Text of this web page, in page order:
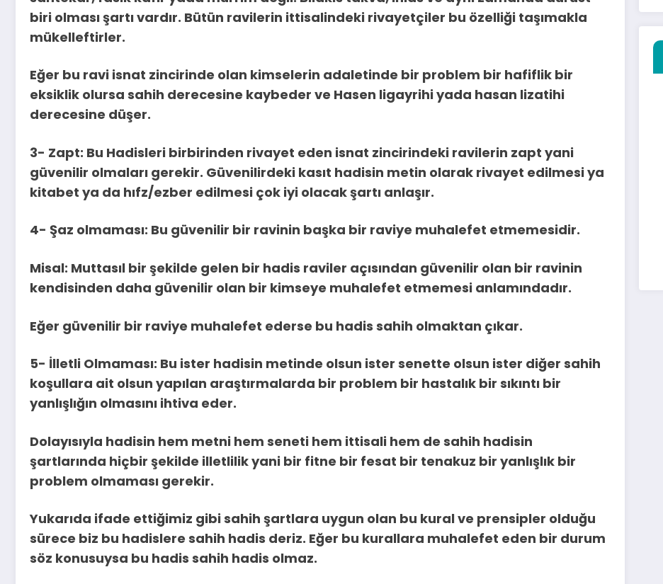
biri olması şartı vardır. Bütün ravilerin ittisalindeki rivayetçiler bu özelliği taşımakla
mükelleftirler.
Eğer bu ravi isnat zincirinde olan kimselerin adaletinde bir problem bir hafiflik bir
eksiklik olursa sahih derecesine kaybeder ve Hasen ligayrihi yada hasan lizatihi
derecesine düşer.
3- Zapt: Bu Hadisleri birbirinden rivayet eden isnat zincirindeki ravilerin zapt yani
güvenilir olmaları gerekir. Güvenilirdeki kasıt hadisin metin olarak rivayet edilmesi ya
kitabet ya da hıfz/ezber edilmesi çok iyi olacak şartı anlaşır.
4- Şaz olmaması: Bu güvenilir bir ravinin başka bir raviye muhalefet etmemesidir.
Misal: Muttasıl bir şekilde gelen bir hadis raviler açısından güvenilir olan bir ravinin
kendisinden daha güvenilir olan bir kimseye muhalefet etmemesi anlamındadır.
Eğer güvenilir bir raviye muhalefet ederse bu hadis sahih olmaktan çıkar.
5- İlletli Olmaması: Bu ister hadisin metinde olsun ister senette olsun ister diğer sahih
koşullara ait olsun yapılan araştırmalarda bir problem bir hastalık bir sıkıntı bir
yanlışlığın olmasını ihtiva eder.
Dolayısıyla hadisin hem metni hem seneti hem ittisali hem de sahih hadisin
şartlarında hiçbir şekilde illetlilik yani bir fitne bir fesat bir tenakuz bir yanlışlık bir
problem olmaması gerekir.
Yukarıda ifade ettiğimiz gibi sahih şartlara uygun olan bu kural ve prensipler olduğu
sürece biz bu hadislere sahih hadis deriz. Eğer bu kurallara muhalefet eden bir durum
söz konusuysa bu hadis sahih hadis olmaz.